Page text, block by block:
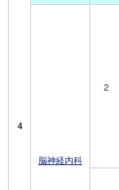
4
脳神経内科
2